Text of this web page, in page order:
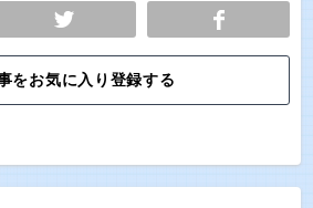
をお気に入り登録する